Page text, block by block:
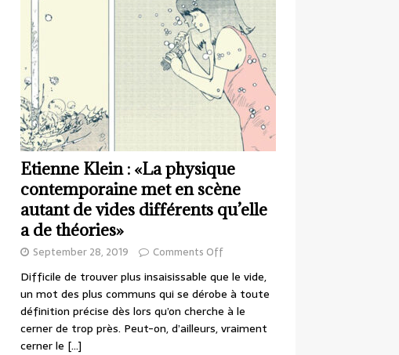
Etienne Klein : «La physique
contemporaine met en scène
autant de vides différents qu’elle
a de théories»
September 28, 2019 Comments Off
Difficile de trouver plus insaisissable que le vide,
un mot des plus communs qui se dérobe à toute
définition précise dès lors qu’on cherche à le
cerner de trop près. Peut-on, d’ailleurs, vraiment
cerner le […]